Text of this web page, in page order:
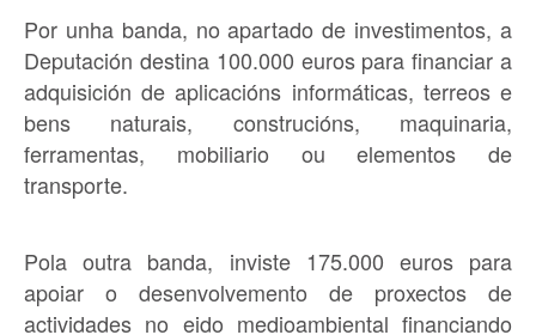
Por unha banda, no apartado de investimentos, a
Deputación destina 100.000 euros para financiar a
adquisición de aplicacións informáticas, terreos e
bens naturais, construcións, maquinaria,
ferramentas, mobiliario ou elementos de
transporte.
Pola outra banda, inviste 175.000 euros para
apoiar o desenvolvemento de proxectos de
actividades no eido medioambiental financiando